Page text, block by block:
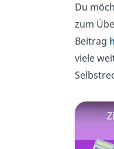
Du
zum
Beitrag
viele